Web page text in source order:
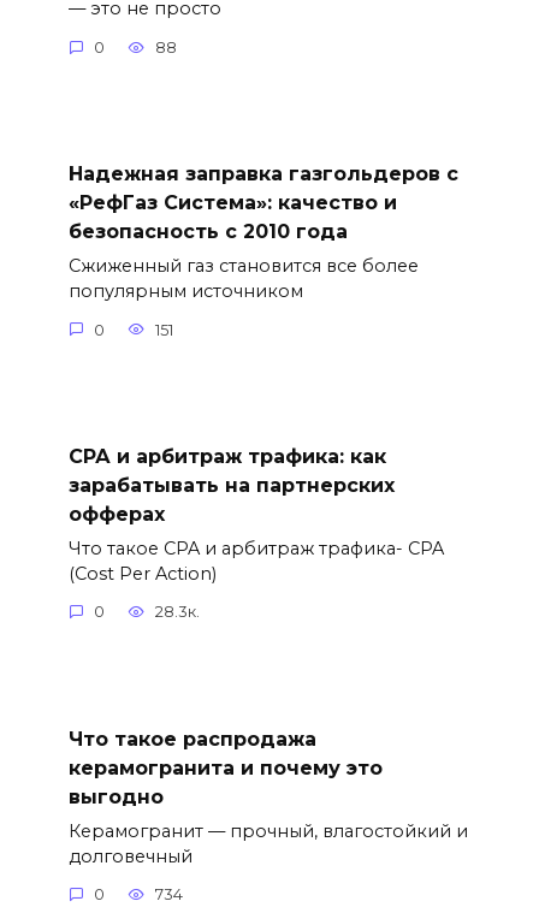
— это не просто
0 88
Надежная заправка газгольдеров с
«РефГаз Система»: качество и
безопасность с 2010 года
Сжиженный газ становится все более
популярным источником
0 151
СРА и арбитраж трафика: как
зарабатывать на партнерских
офферах
Что такое CPA и арбитраж трафика- CPA
(Cost Per Action)
0 28.3к.
Что такое распродажа
керамогранита и почему это
выгодно
Керамогранит — прочный, влагостойкий и
долговечный
0 734